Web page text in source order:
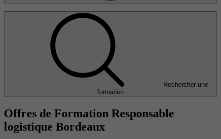
Rechercher une
formation
Offres de Formation Responsable
logistique Bordeaux